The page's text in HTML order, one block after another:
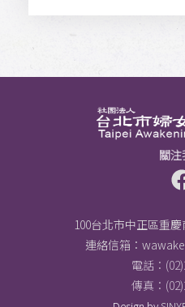
關
100台北市中正區重
連絡信箱：
電話：
傳真：